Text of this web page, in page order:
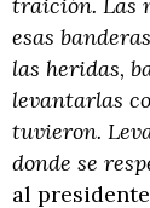
esas
las heridas,
levantarlas
tuvieron.
donde se
al